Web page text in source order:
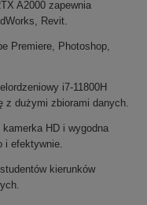
A2000 zapewnia
Revit.
Premiere, Photoshop,
i7-11800H
z dużymi zbiorami danych.
HD i wygodna
i efektywnie.
kierunków